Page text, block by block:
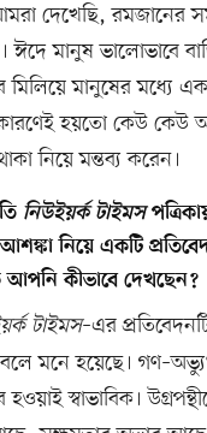
দেখেছি, রমজানের
ঈদে মানুষ ভালোভাবে
মানুষের মধ্যে
হয়তো কেউ কেউ
নিয়ে মন্তব্য করেন।
নিউইয়র্ক টাইমস
আশঙ্কা নিয়ে একটি
আপনি কীভাবে দেখছেন?
টাইমস–এর
মনে হয়েছে।
স্বাভাবিক।